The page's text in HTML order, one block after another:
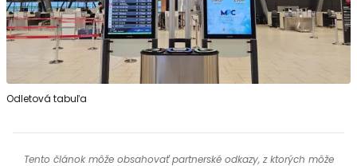
Odletová tabuľa
Tento článok môže obsahovať partnerské odkazy, z ktorých môže